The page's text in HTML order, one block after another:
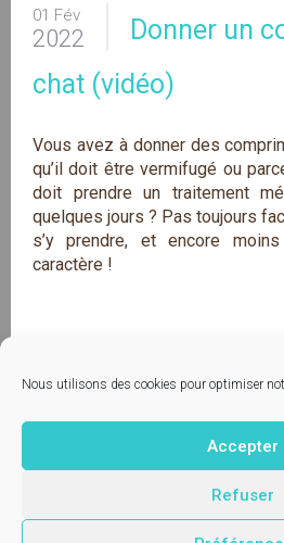
Nous utilisons des cookies pour optimiser
Accepter
Refuser
01 Fév
2022
Donner un
chat (vidéo)
Vous avez à donner des
qu’il doit être vermifugé ou
doit prendre un traitement
quelques jours ? Pas toujours
s’y prendre, et encore
caractère !
1 ...
© Vetup -